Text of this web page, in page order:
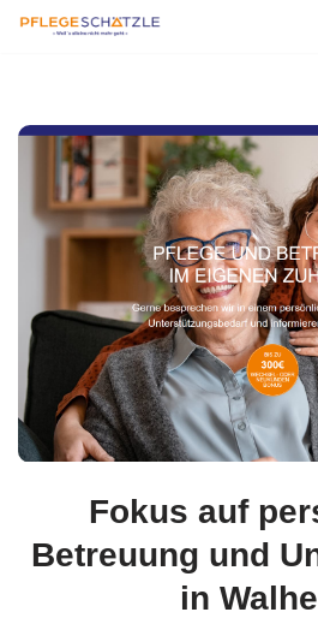
springen
Fokus auf
Betreuung und
in